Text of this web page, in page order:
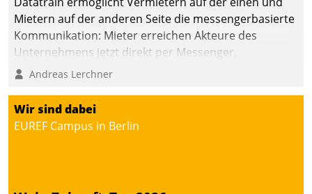
die Bereitschaft, sich zu überprüfen, zu hinterfragen
und zu verändern.
Mietern auf der anderen Seite die messengerbasierte
Kommunikation: Mieter erreichen Akteure des
Unternehmens jetzt direkt per Messenger,
Mitarbeiter oder Dienstleister empfangen oder
Andreas Lerchner
Wir sind dabei
EUREF Campus in Berlin